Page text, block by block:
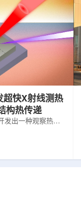
超快X射线测热
构热传递
发出一种观察热量
高，器件过热正成
时存在局限，例
不同材料层中的